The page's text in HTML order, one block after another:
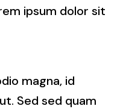
ipsum dolor sit
magna, id
Sed sed quam